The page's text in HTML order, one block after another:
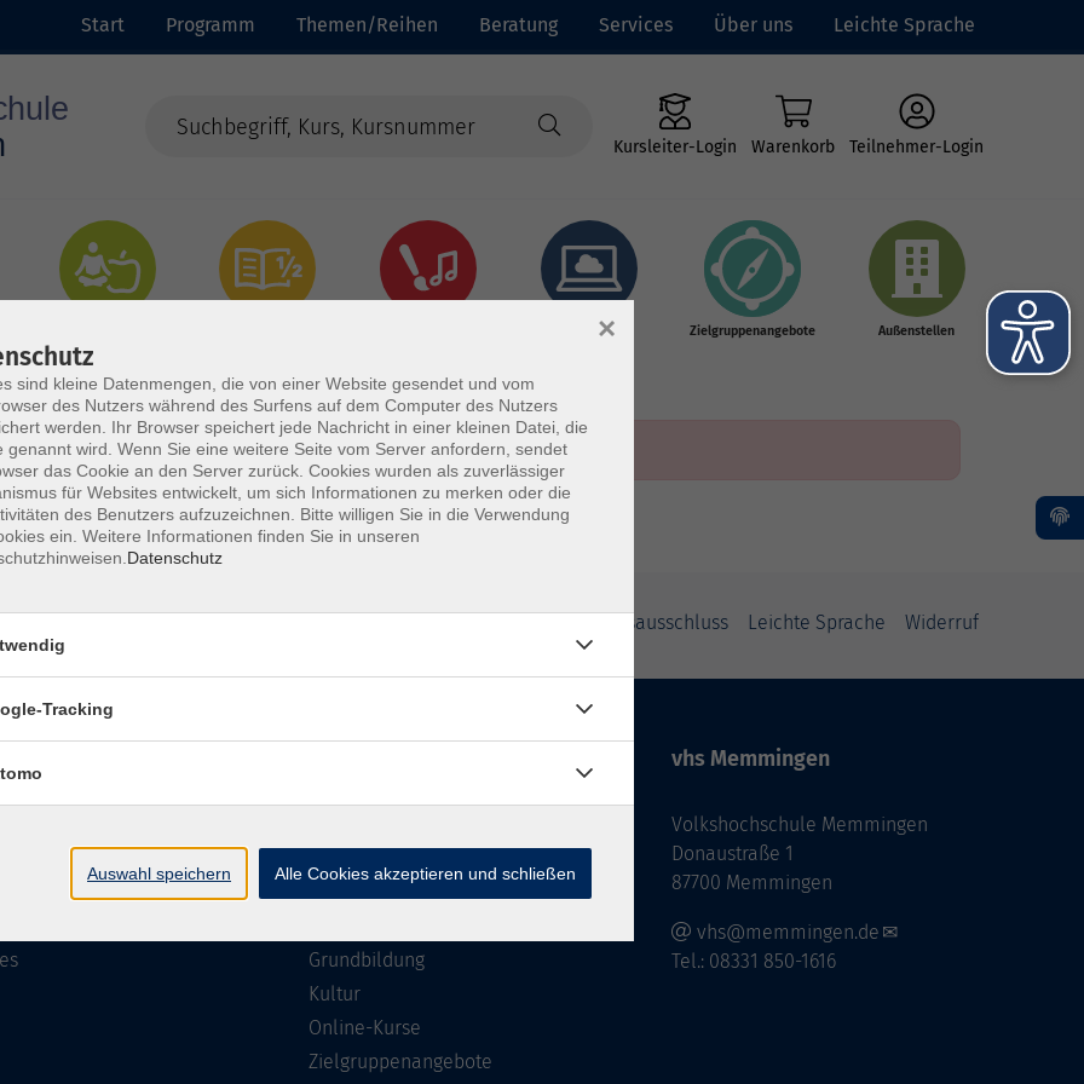
Start Programm Themen/Reihen Beratung Services Über uns Leichte Sprache
Kursleiter-Login Warenkorb Teilnehmer-Login
Online-Kurse Zielgruppenangebote Außenstellen
Haftungsausschluss Leichte Sprache Widerruf
Reihen
Grundbildung
Kultur
Online-Kurse
Zielgruppenangebote
vhs Memmingen
Volkshochschule Memmingen
Donaustraße 1
87700 Memmingen
vhs@memmingen.de
Tel.: 08331 850-1616
sind kleine Datenmengen, die von einer Website gesendet und vom
des Nutzers während des Surfens auf dem Computer des Nutzers
werden. Ihr Browser speichert jede Nachricht in einer kleinen Datei, die
genannt wird. Wenn Sie eine weitere Seite vom Server anfordern, sendet
das Cookie an den Server zurück. Cookies wurden als zuverlässiger
für Websites entwickelt, um sich Informationen zu merken oder die
des Benutzers aufzuzeichnen. Bitte willigen Sie in die Verwendung
ein. Weitere Informationen finden Sie in unseren
Datenschutz
×
Tracking
Auswahl speichern Alle Cookies akzeptieren und schließen